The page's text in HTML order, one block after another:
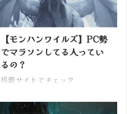
【モンハンワイルズ】PC勢
でマラソンしてる人ってい
るの？
掲載サイトでチェック